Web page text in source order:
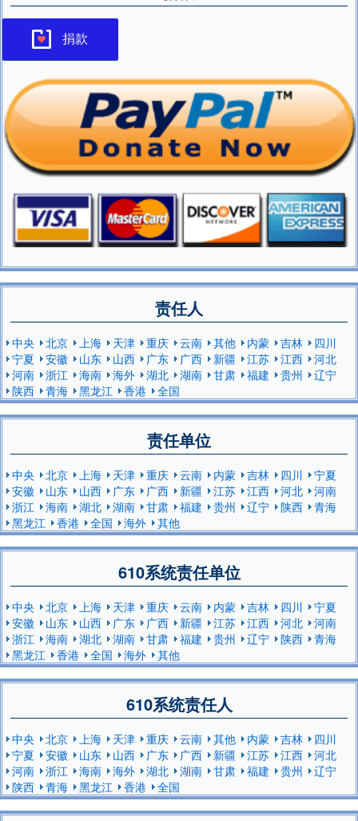
捐款
责任人
中央 北京 上海 天津 重庆 云南 其他 内蒙 吉林
四川
宁夏
安徽 山东 山西 广东 广西 新疆 江苏 江西
河北
河南
浙江 海南 海外 湖北 湖南 甘肃 福建 贵州
辽宁
陕西
青海 黑龙江 香港 全国
责任单位
中央 北京 上海 天津 重庆 云南 内蒙 吉林 四川
宁夏
安徽
山东 山西 广东 广西 新疆 江苏 江西 河北
河南
浙江
海南 湖北 湖南 甘肃 福建 贵州 辽宁 陕西
青海
黑龙江
香港 全国 海外 其他
610系统责任单位
中央 北京 上海 天津 重庆 云南 内蒙 吉林 四川
宁夏
安徽
山东 山西 广东 广西 新疆 江苏 江西 河北
河南
浙江
海南 湖北 湖南 甘肃 福建 贵州 辽宁 陕西
青海
黑龙江
香港 全国 海外 其他
610系统责任人
中央 北京 上海 天津 重庆 云南 其他 内蒙 吉林
四川
宁夏
安徽 山东 山西 广东 广西 新疆 江苏 江西
河北
河南
浙江 海南 海外 湖北 湖南 甘肃 福建 贵州
辽宁
陕西
青海 黑龙江 香港 全国